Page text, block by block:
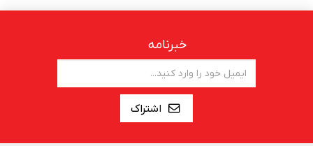
خبرنامه
اشتراک